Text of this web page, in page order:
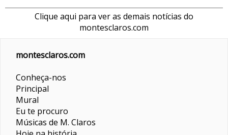
Clique aqui para ver as demais notícias do
montesclaros.com
montesclaros.com
Conheça-nos
Principal
Mural
Eu te procuro
Músicas de M. Claros